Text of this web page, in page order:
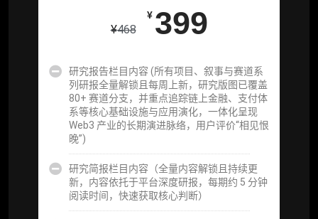
¥468
¥ 399
研究报告栏目内容 (所有项目、叙事与赛道系
列研报全量解锁且每周上新，研究版图已覆盖
80+ 赛道分支，并重点追踪链上金融、支付体
系等核心基础设施与应用演化，一体化呈现
Web3 产业的长期演进脉络，用户评价“相见恨
晚”)
研究简报栏目内容（全量内容解锁且持续更
新，内容依托于平台深度研报，每期约 5 分钟
阅读时间，快速获取核心判断）
提前获取研报权（ 6 次，官方发布研报预告后
分析师 1 对 1 沟通（1 小时，话题需审核）
分析师专属答疑服务（3 次提问，话题需审
核）
查阅分析师答疑精华汇总栏目（精选高价值沉
机构专属社群（与业内高管、机构、基金等共
研精进）